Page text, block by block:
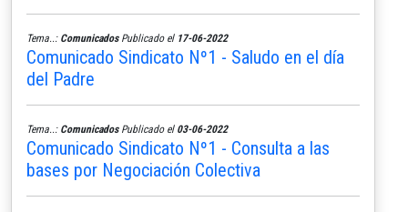
Tema..: ComunicadosPublicado el 17-06-2022
Comunicado Sindicato Nº1 - Saludo en el día
del Padre
Tema..: ComunicadosPublicado el 03-06-2022
Comunicado Sindicato Nº1 - Consulta a las
bases por Negociación Colectiva